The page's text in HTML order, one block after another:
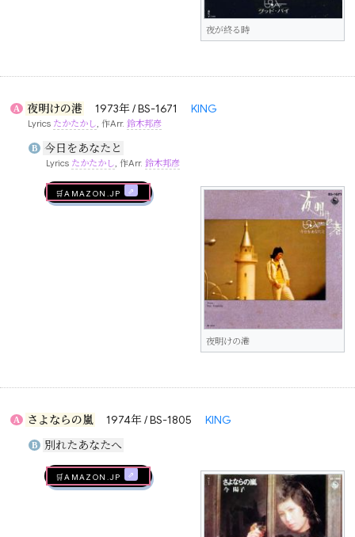
夜が終る時
A 夜明けの港 1973年 / BS-1671 KING
Lyrics たかたかし, 作Arr.鈴木邦彦
B 今日をあなたと
Lyrics たかたかし , 作Arr. 鈴木邦彦
夜明けの港
🛒AMAZON.jp
A さよならの嵐 1974年 / BS-1805 KING
B 別れたあなたへ
🛒AMAZON.jp